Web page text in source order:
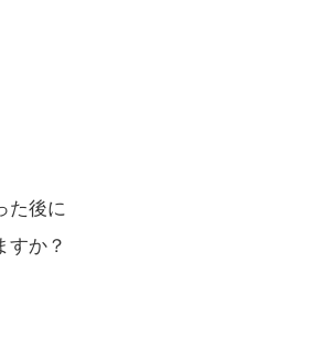
た後に
すか？